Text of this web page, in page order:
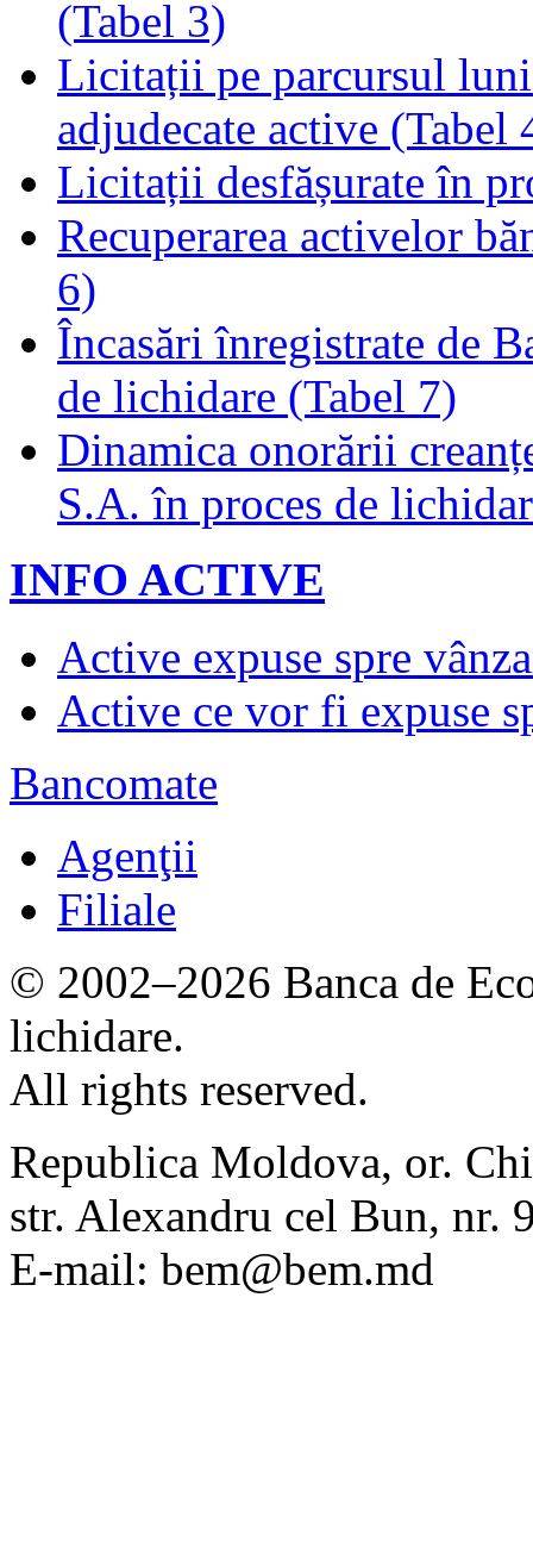
(Tabel 3)
Licitații pe parcursul
adjudecate active (Tabel
Licitații desfășurate în
Recuperarea activelor
6)
Încasări înregistrate de
de lichidare (Tabel 7)
Dinamica onorării
S.A. în proces de
INFO ACTIVE
Active expuse spre
Active ce vor fi expuse
Bancomate
Agenţii
Filiale
© 2002–2026 Banca de
lichidare.
All rights reserved.
Republica Moldova, or.
str. Alexandru cel Bun, nr.
E-mail: bem@bem.md